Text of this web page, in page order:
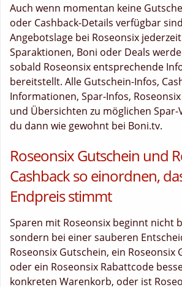
Auch wenn momentan keine
oder Cashback-Details verfügbar
Angebotslage bei Roseonsix
Sparaktionen, Boni oder Deals
sobald Roseonsix entsprechende
bereitstellt. Alle Gutschein-Infos,
Informationen, Spar-Infos,
und Übersichten zu möglichen
du dann wie gewohnt bei Boni.tv.
Roseonsix Gutschein und
Cashback so einordnen,
Endpreis stimmt
Sparen mit Roseonsix beginnt nicht
sondern bei einer sauberen
Roseonsix Gutschein, ein Roseonsix
oder ein Roseonsix Rabattcode
konkreten Warenkorb, oder ist